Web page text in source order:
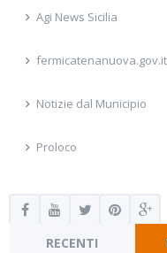
Agi News Sicilia
Notizie dal Municipio
Proloco
RECENTI